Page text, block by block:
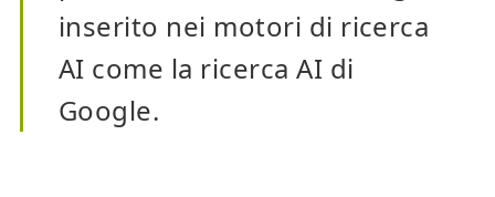
inserito nei motori di ricerca
AI come la ricerca AI di
Google.